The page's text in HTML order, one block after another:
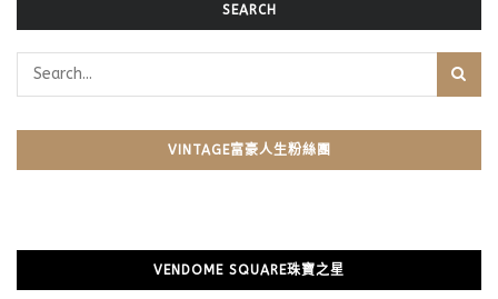
SEARCH
VINTAGE富豪人生粉絲團
VENDOME SQUARE珠寶之星